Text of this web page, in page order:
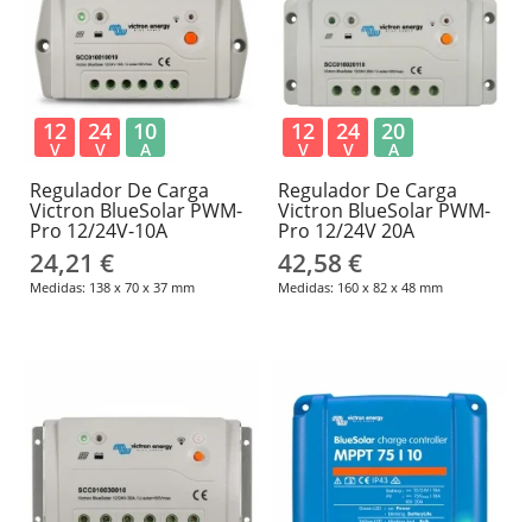
Regulador De Carga
Victron BlueSolar PWM-
Pro 12/24V-10A
24,21 €
Medidas: 138 x 70 x 37 mm
12
V
24
V
10
A
Regulador De Carga
Victron BlueSolar PWM-
Pro 12/24V 20A
42,58 €
Medidas: 160 x 82 x 48 mm
12
V
24
V
20
A